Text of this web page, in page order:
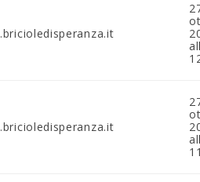
.bricioledisperanza.it
.bricioledisperanza.it